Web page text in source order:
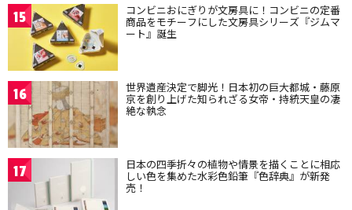
15 コンビニおにぎりが文房具に！コンビニの定番
商品をモチーフにした文房具シリーズ『ジムマ
ート』誕生
16 世界遺産決定で脚光！日本初の巨大都城・藤原
京を創り上げた知られざる女帝・持統天皇の凄
絶な執念
17 日本の四季折々の植物や情景を描くことに相応
しい色を集めた水彩色鉛筆『色辞典』が新発
売！